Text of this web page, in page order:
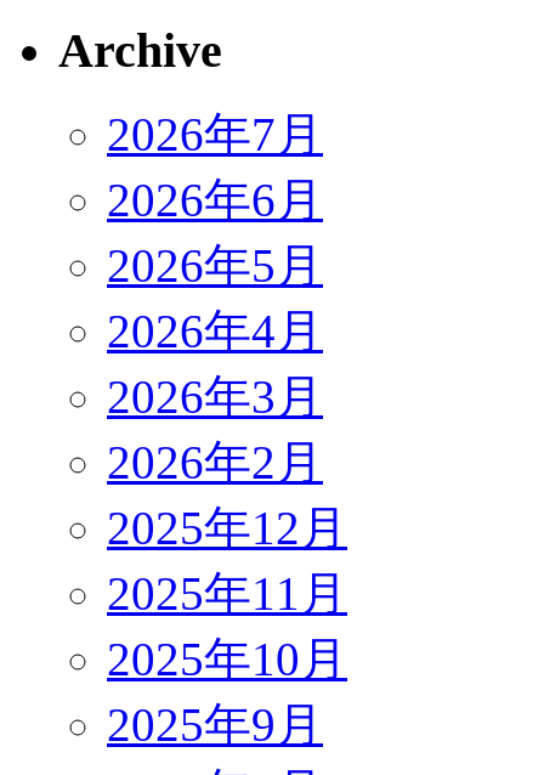
Archive
2026年7月
2026年6月
2026年5月
2026年4月
2026年3月
2026年2月
2025年12月
2025年11月
2025年10月
2025年9月